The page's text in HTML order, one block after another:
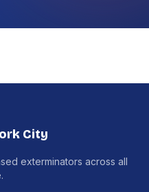
City
exterminators across all